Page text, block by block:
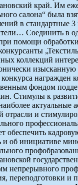
край. Им
салона“ была
в
Соединить
помощи
коллекций
фондом
к
и
и об инициативе